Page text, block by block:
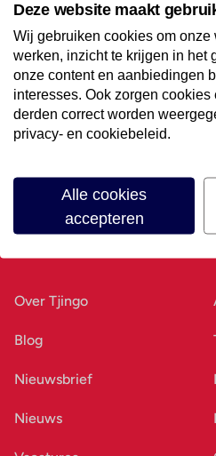
Volg ons op social media
Over Tjingo
Blog
Nieuwsbrief
Nieuws
Deze website maakt
Wij gebruiken cookies om onze
werken, inzicht te krijgen in het
onze content en aanbiedingen
interesses. Ook zorgen cookies
derden correct worden
privacy- en cookiebeleid.
Alle cookies
accepteren